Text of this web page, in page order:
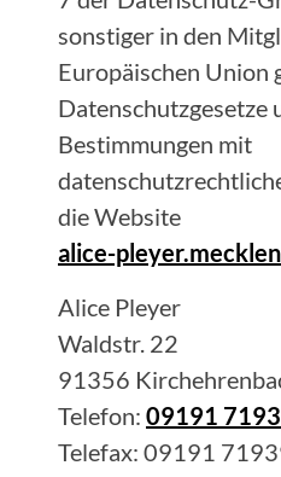
sonstiger in den
Europäischen Union
Datenschutzgesetze
Bestimmungen mit
die Website
alice-
Alice Pleyer
Waldstr. 22
91356
Telefon: 09191
Telefax: 09191